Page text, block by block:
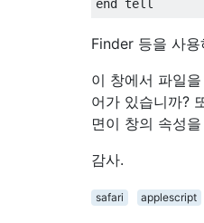
Finder 등을 사
이 창에서 파일
어가 있습니까?
면이 창의 속성
감사.
safari applescript